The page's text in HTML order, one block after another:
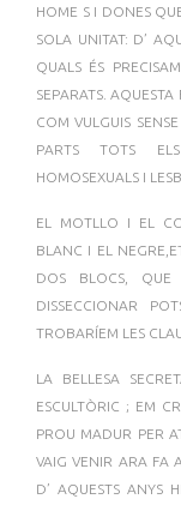
HOME S I DONES
SOLA UNITAT: D’
QUALS ÉS
SEPARATS.
COM VULGUIS
PARTS TOTS
HOMOSEXUALS I
EL MOTLLO I EL
BLANC I EL
DOS BLOCS, QUE
DISSECCIONAR
TROBARÍEM LES
LA BELLESA
ESCULTÒRIC ; EM
PROU MADUR PER
VAIG VENIR ARA FA
D’ AQUESTS ANYS